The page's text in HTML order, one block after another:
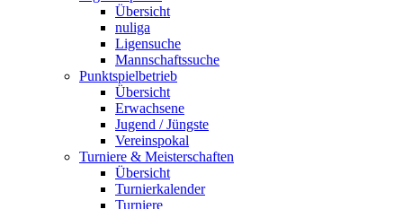
Übersicht
nuliga
Ligensuche
Mannschaftssuche
Punktspielbetrieb
Übersicht
Erwachsene
Jugend / Jüngste
Vereinspokal
Turniere & Meisterschaften
Übersicht
Turnierkalender
Turniere